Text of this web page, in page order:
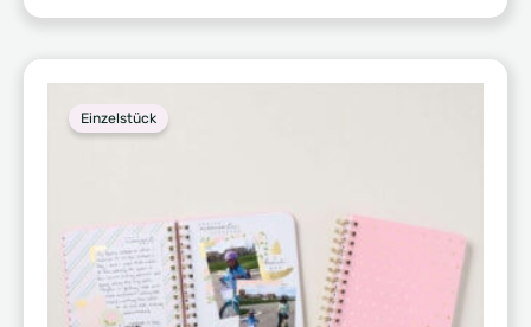
Einzelstück